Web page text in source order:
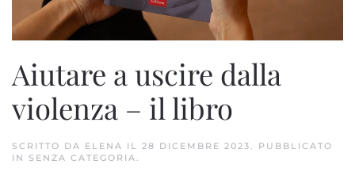
Aiutare a uscire dalla
violenza – il libro
SCRITTO DA ELENA IL 28 DICEMBRE 2023. PUBBLICATO
IN SENZA CATEGORIA.